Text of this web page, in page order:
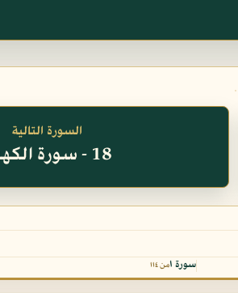
السورة التالية
18 - سورة الكهف
سورة ١ من ١١٤